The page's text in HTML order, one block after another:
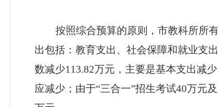
按照综合预算的原则，市教科所所
出包括：教育支出 、社会保障和就业支
数减少113.82万元，主要是基本支出减
应减少；由于“三合一”招生考试40万元